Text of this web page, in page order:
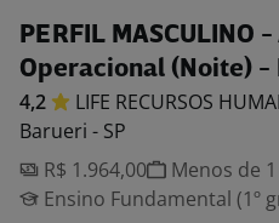
PERFIL MASCULINO
Operacional (Noite) -
4,2 LIFE RECURSOS
Barueri - SP
R$ 1.964,00
Menos de
Ensino Fundamental (1º